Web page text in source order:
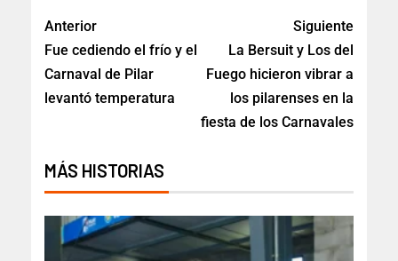
Anterior
Fue cediendo el frío y el
Carnaval de Pilar
levantó temperatura
Siguiente
La Bersuit y Los del
Fuego hicieron vibrar a
los pilarenses en la
fiesta de los Carnavales
MÁS HISTORIAS